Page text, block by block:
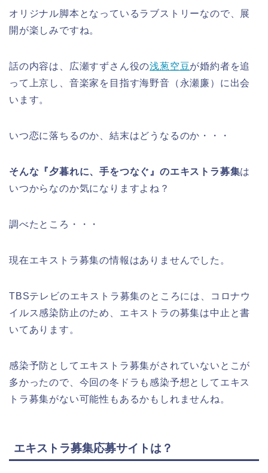
オリジナル脚本となっているラブストリーなので、展
開が楽しみですね。
話の内容は、広瀬すずさん役の浅葱空豆が婚約者を追
って上京し、音楽家を目指す海野音（永瀬廉）に出会
います。
いつ恋に落ちるのか、結末はどうなるのか・・・
そんな『夕暮れに、手をつなぐ』 のエキストラ募集は
いつからなのか気になりますよね？
調べたところ・・・
現在エキストラ募集の情報はありませんでした。
TBSテレビのエキストラ募集のところには、コロナウ
イルス感染防止のため、エキストラの募集は中止と書
いてあります。
感染予防としてエキストラ募集がされていないとこが
多かったので、今回の冬ドラも感染予想としてエキス
トラ募集がない可能性もあるかもしれませんね。
エキストラ募集応募サイトは？